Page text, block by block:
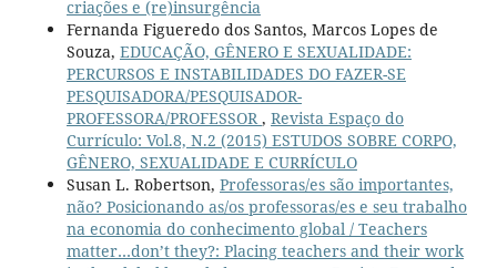
criações e (re)insurgência
Fernanda Figueredo dos Santos, Marcos Lopes de
Souza, EDUCAÇÃO, GÊNERO E SEXUALIDADE:
PERCURSOS E INSTABILIDADES DO FAZER-SE
PESQUISADORA/PESQUISADOR-
PROFESSORA/PROFESSOR, Revista Espaço do
Currículo: Vol.8, N.2 (2015) ESTUDOS SOBRE CORPO,
GÊNERO, SEXUALIDADE E CURRÍCULO
Susan L. Robertson, Professoras/es são importantes,
não? Posicionando as/os professoras/es e seu trabalho
na economia do conhecimento global / Teachers
matter…don’t they?: Placing teachers and their work